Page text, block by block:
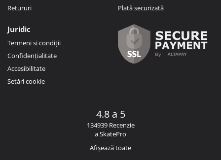
Retururi
Plată securizată
Juridic
Termeni si condiții
Confidențialitate
Accesibilitate
Setări cookie
4.8 a 5
134939 Recenzie
a SkatePro
Afișează toate